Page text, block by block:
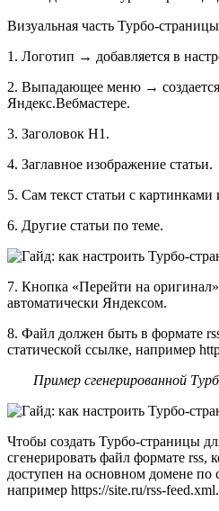
Визуальная часть Турбо-
1. Логотип → добавляется в
2. Выпадающее меню → создается
Яндекс.Вебмастере.
3. Заголовок Н1.
4. Заглавное изображение статьи.
5. Сам текст статьи с картинками
6. Другие статьи по теме.
7. Кнопка «Перейти на
автоматически Яндексом.
8. Файл должен быть в формате
статической ссылке, например
Пример сгенерированной
Чтобы создать Турбо-страницы
сгенерировать файл формате rss,
доступен на основном домене по
например https://site.ru/rss-feed.xml.